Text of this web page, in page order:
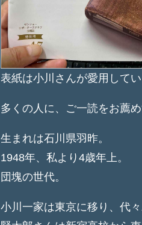
表紙は小川さんが愛用して
多くの人に、ご一読をお薦
生まれは石川県羽昨。
1948年、私より4歳年上。
団塊の世代。
小川一家は東京に移り、代